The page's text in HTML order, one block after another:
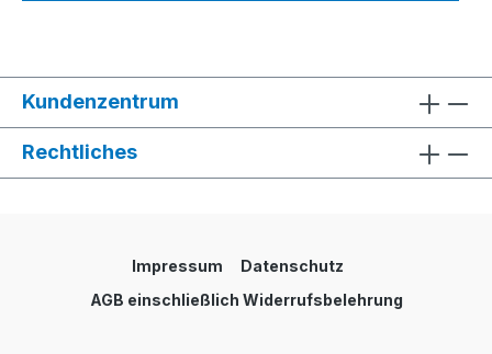
Kundenzentrum
Rechtliches
Impressum
Datenschutz
AGB einschließlich Widerrufsbelehrung